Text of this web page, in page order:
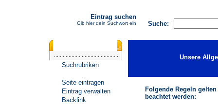
Suche:
Eintrag suchen
Gib hier dein Suchwort ein
Suchrubriken
Seite eintragen
Eintrag verwalten
Backlink
Unsere
Folgende Regeln
beachtet werden: